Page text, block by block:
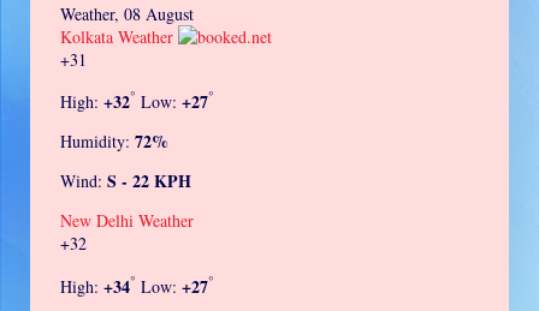
Weather, 08 August
Kolkata Weather
+31
High: +32° Low: +27°
Humidity: 72%
Wind: S - 22 KPH
New Delhi Weather
+32
High: +34° Low: +27°